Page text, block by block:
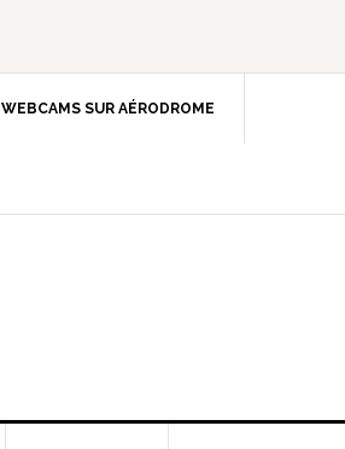
WEBCAMS SUR AÉRODROME